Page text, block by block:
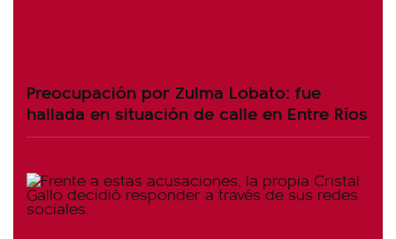
Preocupación por Zulma Lobato: fue
hallada en situación de calle en Entre Ríos